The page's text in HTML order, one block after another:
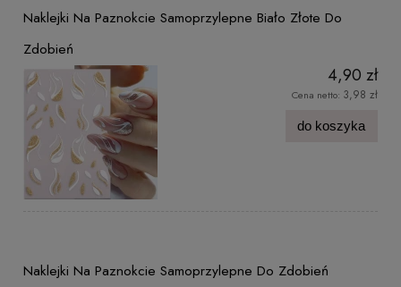
Naklejki Na Paznokcie Samoprzylepne Biało Złote Do
Zdobień
4,90 zł
Cena netto: 3,98 zł
do koszyka
Naklejki Na Paznokcie Samoprzylepne Do Zdobień